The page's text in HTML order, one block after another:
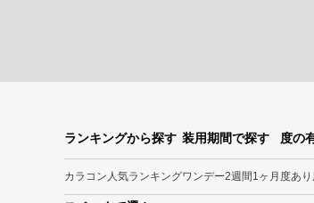
ランキングから探す
カラコン人気ランキング
装用期間で探す
ワンデー2週間 1ヶ月
度の
度あり